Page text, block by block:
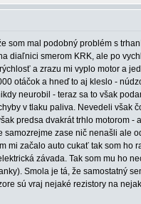
som mal podobný problém s
diaľnici smerom KRK, ale po
a zrazu mi vyplo motor a
otáčok a hneď to aj kleslo -
neurobil - teraz sa to však
v tlaku paliva. Nevedeli
predsa dvakrát trhlo
zase nič nenašli
mi začalo auto cukať tak som
závada. Tak som mu ho
Smola je tá, že samostatný
sú vraj nejaké rezistory na